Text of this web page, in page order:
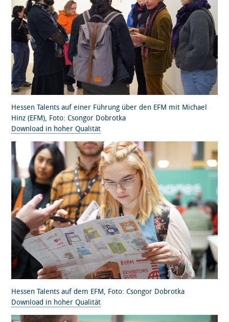
Hessen Talents auf einer Führung über den EFM mit Michael
Hinz (EFM), Foto: Csongor Dobrotka
Download in hoher Qualität
Hessen Talents auf dem EFM, Foto: Csongor Dobrotka
Download in hoher Qualität